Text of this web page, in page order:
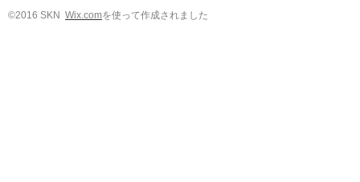
©2016 SKN Wix.comを使って作成されました